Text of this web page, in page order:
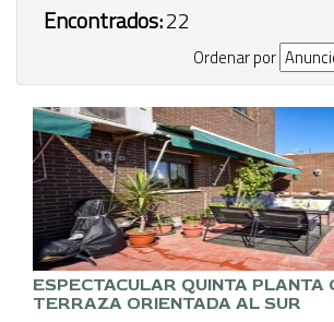
Encontrados:22
Ordenar por
ESPECTACULAR QUINTA PLANTA
TERRAZA ORIENTADA AL SUR